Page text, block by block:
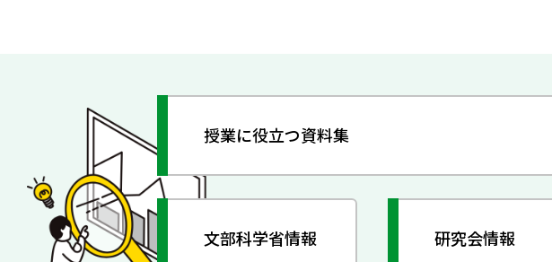
授業に役立つ資料集
文部科学省情報 研究会情報